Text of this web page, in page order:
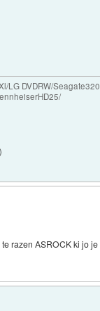
LG DVDRW/
)
razen ASROCK ki jo